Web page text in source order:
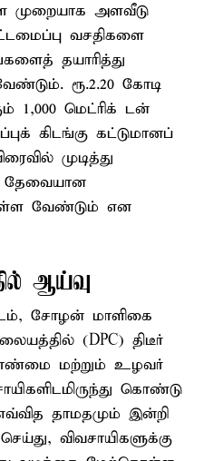
முறையாக அளவீடு
வசதிகளை
தயாரித்து
ரூ.2.20 கோடி
1,000 மெட்ரிக் டன்
கிடங்கு கட்டுமானப்
முடித்து
தேவையான
வேண்டும் என
ஆய்வு
சோழன் மாளிகை
(DPC) திடீர்
மற்றும் உழவர்
கொண்டு
தாமதமும் இன்றி
விவசாயிகளுக்கு